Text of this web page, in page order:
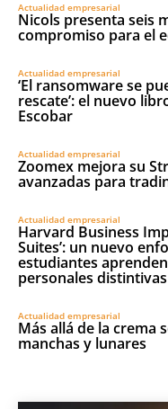
Actualidad empresarial
Nicols presenta seis
compromiso para el
Actualidad empresarial
‘El ransomware se
rescate’: el nuevo
Escobar
Actualidad empresarial
Zoomex mejora su
avanzadas para
Actualidad empresarial
Harvard Business
Suites’: un nuevo
estudiantes
personales
Actualidad empresarial
Más allá de la crema
manchas y lunares